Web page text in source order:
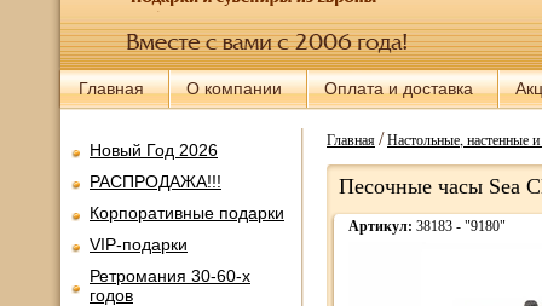
Главная О компании Оплата и доставка
Новый Год 2026
РАСПРОДАЖА!!!
Корпоративные подарки
VIP-подарки
Ретромания 30-60-х
годов
Главная/Настольные, настенные
Песочные часы Sea
Артикул: 38183 - "9180"